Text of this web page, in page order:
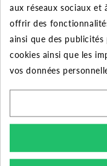
AJOUTER À MES
AJOUTER AU
Imprimer
REMISE SUR LA
Appliquée dans le
2 2%
aux réseaux sociaux
offrir des
ainsi que des publicités
cookies ainsi que les
vos données